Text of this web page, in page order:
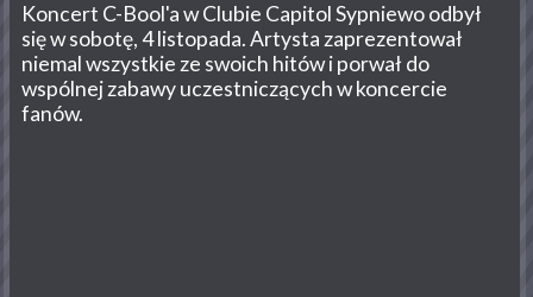
Koncert C-Bool'a w Clubie Capitol Sypniewo odbył
się w sobotę, 4 listopada. Artysta zaprezentował
niemal wszystkie ze swoich hitów i porwał do
wspólnej zabawy uczestniczących w koncercie
fanów.